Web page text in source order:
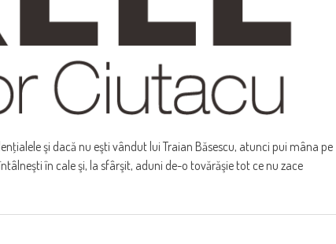
şi dacă nu eşti vândut lui Traian Băsescu, atunci pui mâna pe
în cale şi, la sfârşit, aduni de-o tovărăşie tot ce nu zace